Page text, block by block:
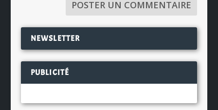
NEWSLETTER
PUBLICITÉ